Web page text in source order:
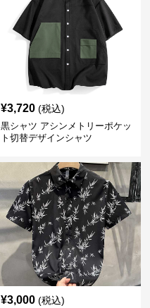
¥3,720 (税込)
黒シャツ アシンメトリーポケッ
ト切替デザインシャツ
¥3,000 (税込)